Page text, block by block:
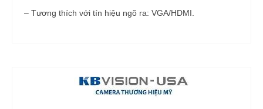
– Tương thích với tín hiệu ngõ ra: VGA/HDMI.